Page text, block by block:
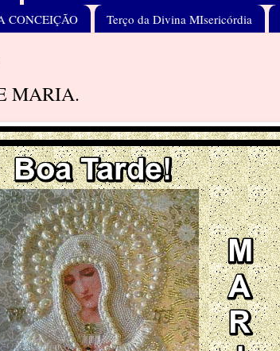
CONCEIÇÃO
Terço da Divina MIsericórdia
MARIA.